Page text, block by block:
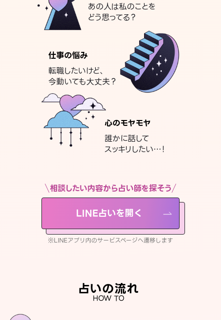
あの人は私のことを
どう思ってる？
仕事の悩み
転職したいけど、
今動いても大丈夫？
心のモヤモヤ
誰かに話して
スッキリしたい…！
相談したい内容から占い師を探そう
LINE占いを開く
※LINEアプリ内のサービスページへ遷移します
占いの流れ
HOW TO